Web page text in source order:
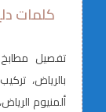
كلمات
تفصيل
بالرياض،